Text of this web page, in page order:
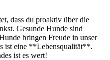
dass du proaktiv über die⁣
Gesunde⁣ Hunde sind
bringen⁣ Freude in unser
ist eine‌ **Lebensqualität**.
ist es wert!